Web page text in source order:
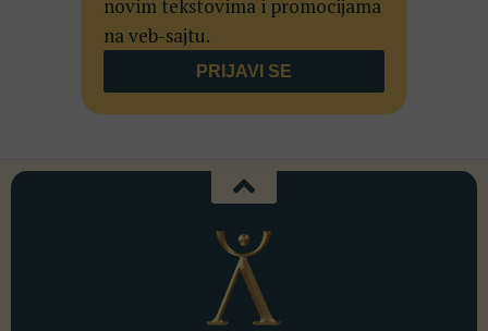
novim tekstovima i promocijama
na veb-sajtu.